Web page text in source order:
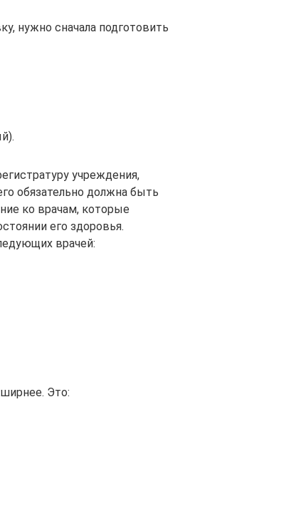
нужно сначала подготовить
учреждения,
обязательно должна быть
ко врачам, которые
его здоровья.
врачей:
Это: